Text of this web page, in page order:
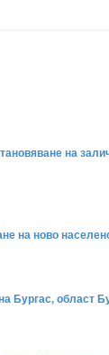
на
на ново
Бургас, област